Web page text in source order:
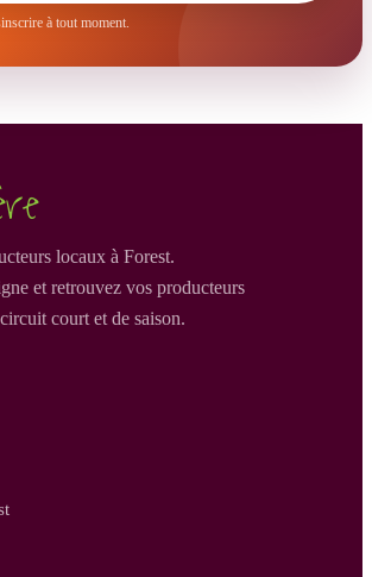
à tout moment.
locaux à Forest.
et retrouvez vos producteurs
court et de saison.